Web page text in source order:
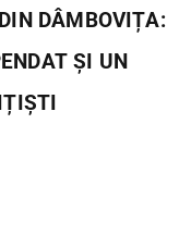
DÂMBOVIȚA:
ȘI UN